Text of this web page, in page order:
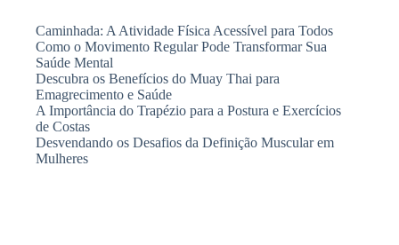
Caminhada: A Atividade Física Acessível para Todos
Como o Movimento Regular Pode Transformar Sua
Saúde Mental
Descubra os Benefícios do Muay Thai para
Emagrecimento e Saúde
A Importância do Trapézio para a Postura e Exercícios
de Costas
Desvendando os Desafios da Definição Muscular em
Mulheres